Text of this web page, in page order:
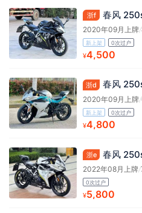
浙f 春风
2020年09月上牌/
新上架 0次过户
¥4,500
浙d 春风
2020年09月上牌/
新上架 0次过户
¥4,800
浙e 春风
2022年08月上牌/
0次过户
¥5,800